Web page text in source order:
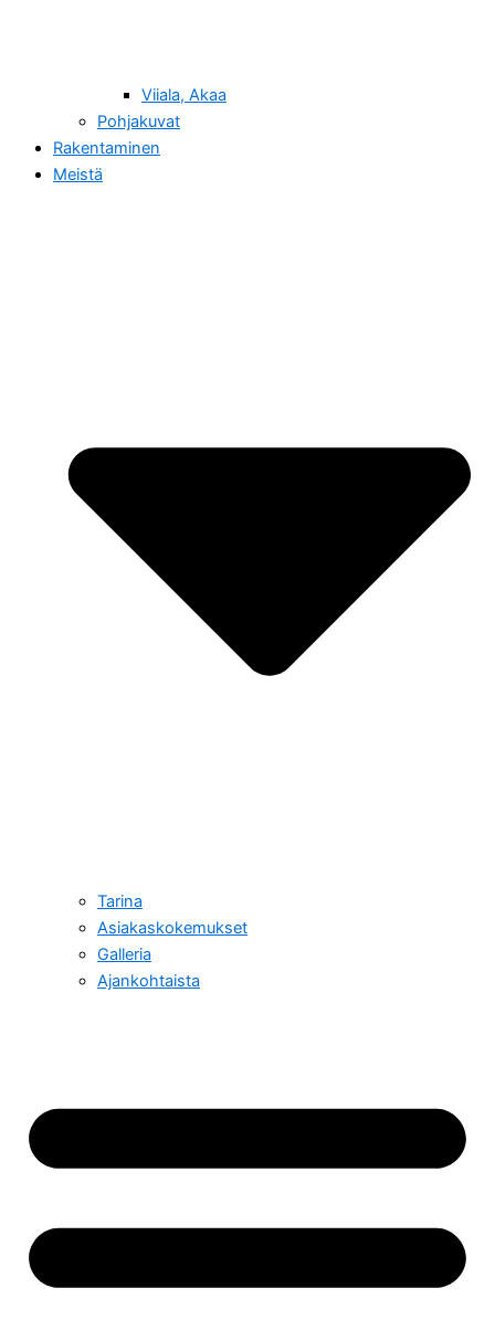
Viiala, Akaa
Pohjakuvat
Rakentaminen
Meistä
Tarina
Asiakaskokemukset
Galleria
Ajankohtaista